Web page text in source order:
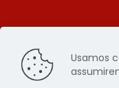
Usamos